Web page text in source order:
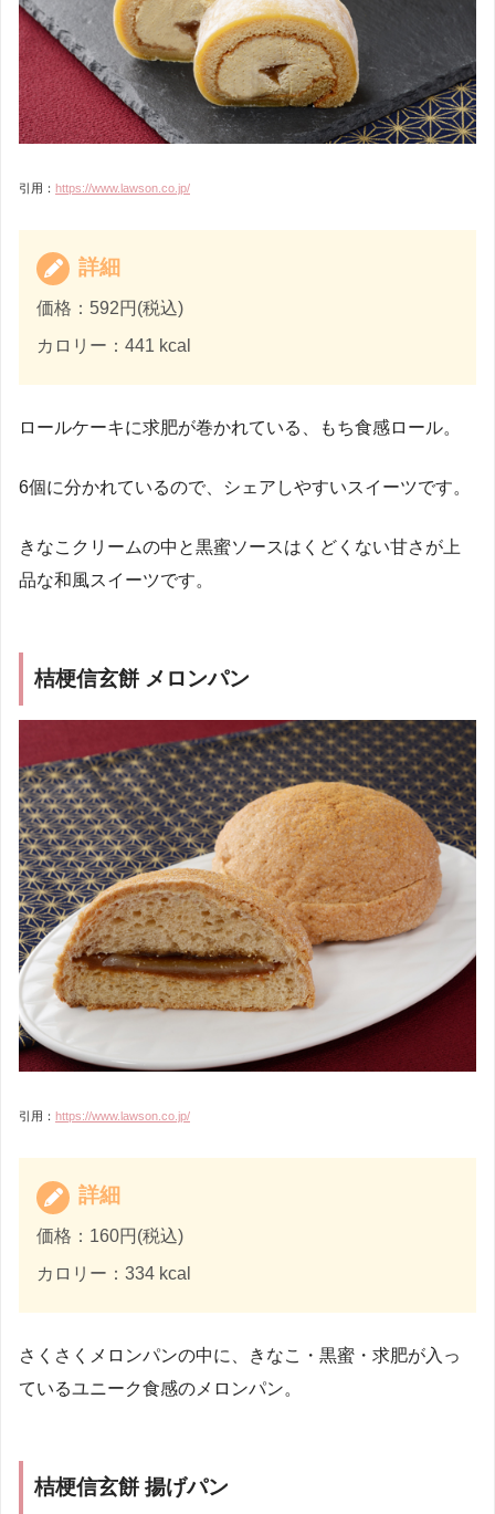
引用： https://www.lawson.co.jp/
詳細
価格：592円(税込)
カロリー：441 kcal
ロールケーキに求肥が巻かれている、もち食感ロール。
6個に分かれているので、シェアしやすいスイーツです。
きなこクリームの中と黒蜜ソースはくどくない甘さが上
品な和風スイーツです。
桔梗信玄餅 メロンパン
引用： https://www.lawson.co.jp/
詳細
価格：160円(税込)
カロリー：334 kcal
さくさくメロンパンの中に、きなこ・黒蜜・求肥が入っ
ているユニーク食感のメロンパン。
桔梗信玄餅 揚げパン